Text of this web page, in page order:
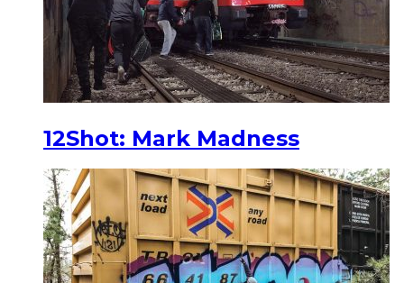
12Shot: Mark Madness